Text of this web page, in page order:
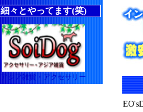
細々とやってます(笑)
アジア雑貨・アクセサリー